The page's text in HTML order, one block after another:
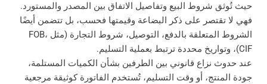
حيث تُوثق شروط البيع وتفاصيل الاتفاق بين المصدر والمستورد.
فهي لا تقتصر على ذكر البضاعة وقيمتها فحسب، بل تتضمن أيضًا
الشروط المتعلقة بالدفع، التوصيل، شروط التجارة (مثل FOB،
CIF)، وتواريخ محددة ترتبط بعملية التسليم.
عند حدوث نزاع قانوني بين الطرفين بشأن الكميات المستلمة،
جودة المنتج، أو وقت التسليم، تُستخدم الفاتورة كوثيقة مرجعية